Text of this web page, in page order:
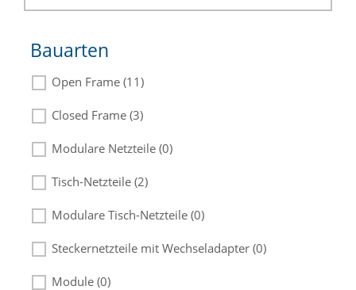
Bauarten
Open Frame (11)
Closed Frame (3)
Modulare Netzteile (0)
Tisch-Netzteile (2)
Modulare Tisch-Netzteile (0)
Steckernetzteile mit Wechseladapter (0)
Module (0)